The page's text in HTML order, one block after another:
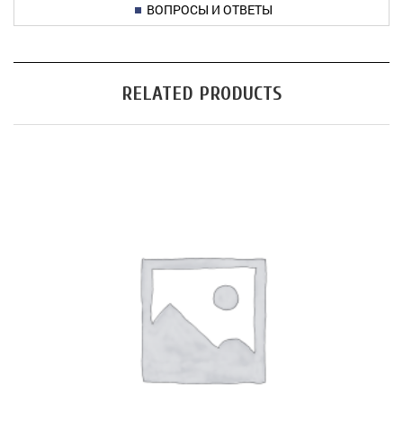
ВОПРОСЫ И ОТВЕТЫ
RELATED PRODUCTS